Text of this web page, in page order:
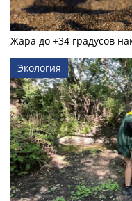
Жара до +34 градусов
Экология